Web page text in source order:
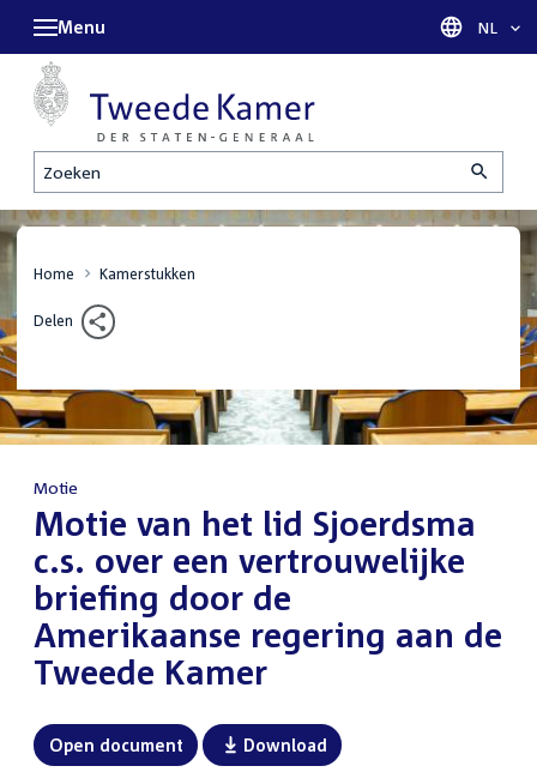
Zoeken
Menu Taal
NL
Home Kamerstukken
Delen
Motie
:Motie van het lid Sjoerdsma
c.s. over een vertrouwelijke
briefing door de
Amerikaanse regering aan de
Tweede Kamer
Open document Download